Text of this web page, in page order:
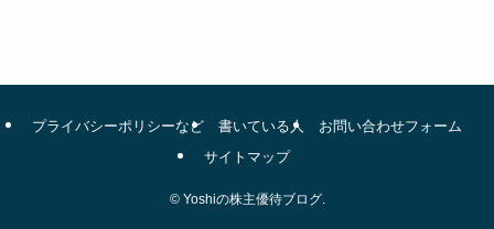
プライバシーポリシーなど 書いている人
お問い合わせフォーム
サイトマップ
©Yoshiの株主優待ブログ.